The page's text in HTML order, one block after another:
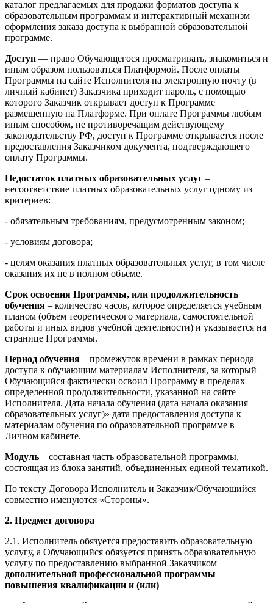
каталог предлагаемых для продажи форматов доступа к
образовательным программам и интерактивный механизм
оформления заказа доступа к выбранной образовательной
программе.
Доступ — право Обучающегося просматривать, знакомиться и
иным образом пользоваться Платформой. После оплаты
Программы на сайте Исполнителя на электронную почту (в
личный кабинет) Заказчика приходит пароль, с помощью
которого Заказчик открывает доступ к Программе
размещенную на Платформе. При оплате Программы любым
иным способом, не противоречащим действующему
законодательству РФ, доступ к Программе открывается после
предоставления Заказчиком документа, подтверждающего
оплату Программы.
Недостаток платных образовательных услуг –
несоответствие платных образовательных услуг одному из
критериев:
- обязательным требованиям, предусмотренным законом;
- условиям договора;
- целям оказания платных образовательных услуг, в том числе
оказания их не в полном объеме.
Срок освоения Программы, или продолжительность
обучения – количество часов, которое определяется учебным
планом (объем теоретического материала, самостоятельной
работы и иных видов учебной деятельности) и указывается на
странице Программы.
Период обучения – промежуток времени в рамках периода
доступа к обучающим материалам Исполнителя, за который
Обучающийся фактически освоил Программу в пределах
определенной продолжительности, указанной на сайте
Исполнителя. Дата начала обучения (дата начала оказания
образовательных услуг)» дата предоставления доступа к
материалам обучения по образовательной программе в
Личном кабинете.
Модуль – составная часть образовательной программы,
состоящая из блока занятий, объединенных единой тематикой.
По тексту Договора Исполнитель и Заказчик/Обучающийся
совместно именуются «Стороны».
2. Предмет договора
2.1. Исполнитель обязуется предоставить образовательную
услугу, а Обучающийся обязуется принять образовательную
услугу по предоставлению выбранной Заказчиком
дополнительной профессиональной программы
повышения квалификации и (или)